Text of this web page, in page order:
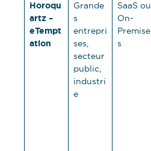
Horoqu
artz –
eTempt
ation
Grande
s
entrepri
ses,
secteur
public,
industri
e
SaaS ou
On-
Premise
s